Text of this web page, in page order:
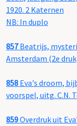
1920. 2 Katernen
NB: In duplo
857Beatrijs,
Amsterdam (2e
858 Eva's droom,
voorspel, uitg. C.N.
859Overdruk uit